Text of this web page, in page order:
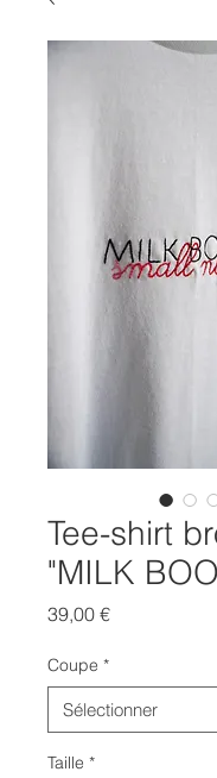
Tee-shirt
"MILK
39,00 €Prix
Coupe *
Taille *